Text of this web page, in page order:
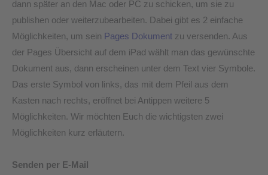
dann später an den Mac oder PC zu schicken, um sie zu
publishen oder weiterzubearbeiten. Dabei gibt es 2 einfache
Möglichkeiten, um sein Pages Dokument zu versenden. Aus
der Pages Übersicht auf dem iPad wählt man das gewünschte
Dokument aus, dann erscheinen unter dem Text vier Symbole.
Das erste Symbol von links, das mit dem Pfeil aus dem
Kasten nach rechts, eröffnet bei Antippen weitere 5
Möglichkeiten. Wir möchten Euch die wichtigsten zwei
Möglichkeiten kurz erläutern.
Senden per E-Mail